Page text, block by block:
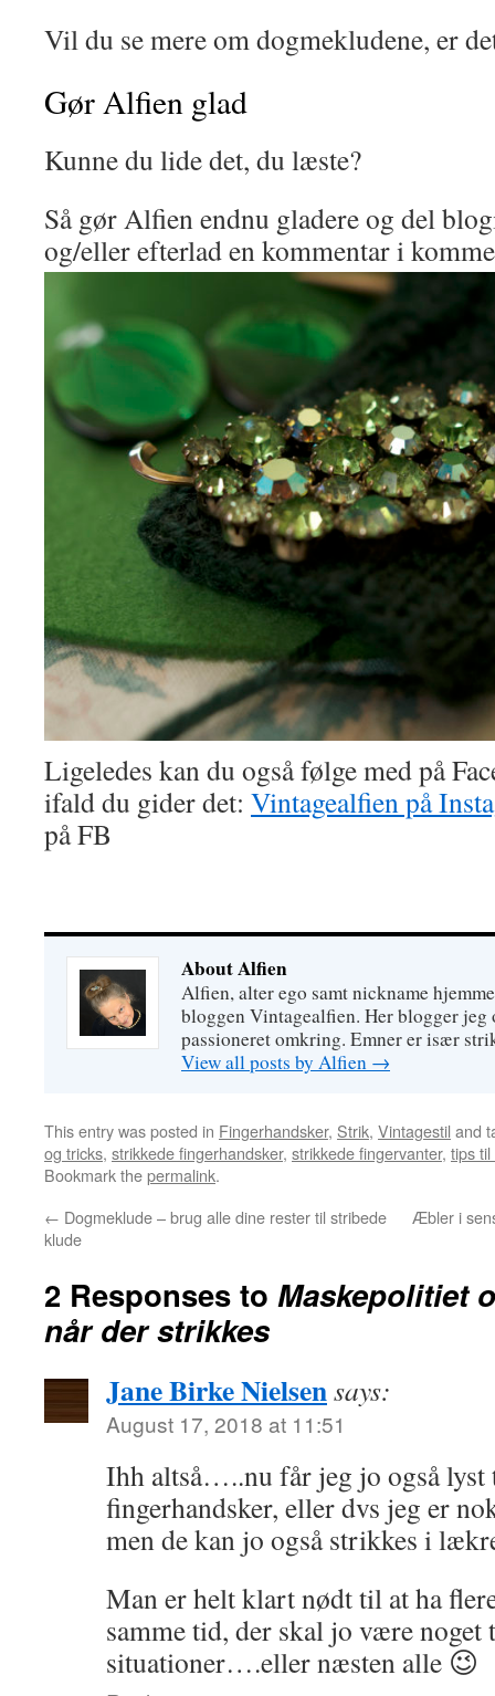
Vil du se mere om dogmekludene, er
Gør Alfien glad
Kunne du lide det, du læste?
Så gør Alfien endnu gladere og del
og/eller efterlad en kommentar i
Ligeledes kan du også følge med på
ifald du gider det: Vintagealfien på
på FB
About Alfien
Alfien, alter ego samt nickname
bloggen Vintagealfien. Her blogger jeg
passioneret omkring. Emner er især
View all posts by Alfien →
This entry was posted in Fingerhandsker, Strik, Vintagestil and
og tricks, strikkede fingerhandsker, strikkede fingervanter, tips
Bookmark thepermalink.
← Dogmeklude – brug alle dine rester til stribede
klude
Æbler i
2 Responses to Maskepolitiet
når der strikkes
Jane Birke Nielsensays:
August 17, 2018 at 11:51
Ihh altså…..nu får jeg jo også
fingerhandsker, eller dvs jeg er
men de kan jo også strikkes i
Man er helt klart nødt til at ha
samme tid, der skal jo være noget
situationer….eller næsten alle 😉